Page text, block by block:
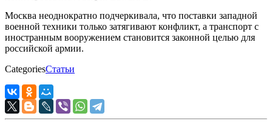
Москва неоднократно подчеркивала, что поставки западной
военной техники только затягивают конфликт, а транспорт с
иностранным вооружением становится законной целью для
российской армии.
CategoriesСтатьи